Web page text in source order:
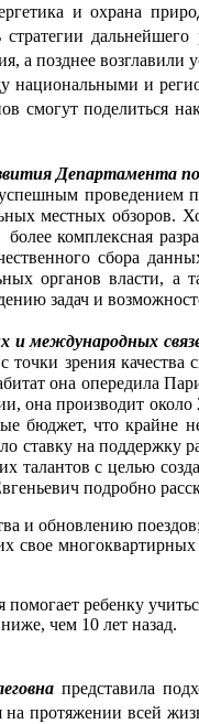
и охрана
а позднее
и
смогут поделиться
Департамента
местных обзоров.
комплексная
сбора
органов власти, а
задач и
международных
зрения
она опередила
она производит
бюджет, что крайне
на поддержку
с целью
подробно
и обновлению поездов;
многоквартирных
ребенку
чем 10 лет назад.
представила
на протяжении всей